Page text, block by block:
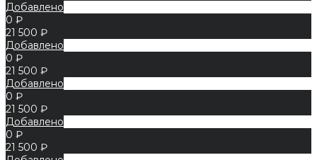
Добавлено
0 ₽
21 500 ₽
Добавлено
0 ₽
21 500 ₽
Добавлено
0 ₽
21 500 ₽
Добавлено
0 ₽
21 500 ₽